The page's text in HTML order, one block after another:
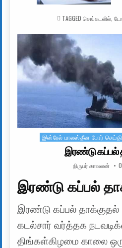
TAGGED செங்கடலில்,
Posted in
இஸ்ரேல் பாலஸ்தீன போர்
இரண்டு கப்பல்
AUTHOR:
நிருபர் காவலன்
இரண்டு கப்பல்
இரண்டு கப்பல் தாக்குதல்
கடல்சார் வர்த்தக
திங்கள்கிழமை காலை ஒரு